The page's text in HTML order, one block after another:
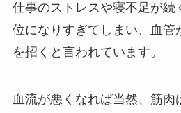
仕事のストレスや寝不足が続
位になりすぎてしまい、血管
を招くと言われています。
血流が悪くなれば当然、筋肉